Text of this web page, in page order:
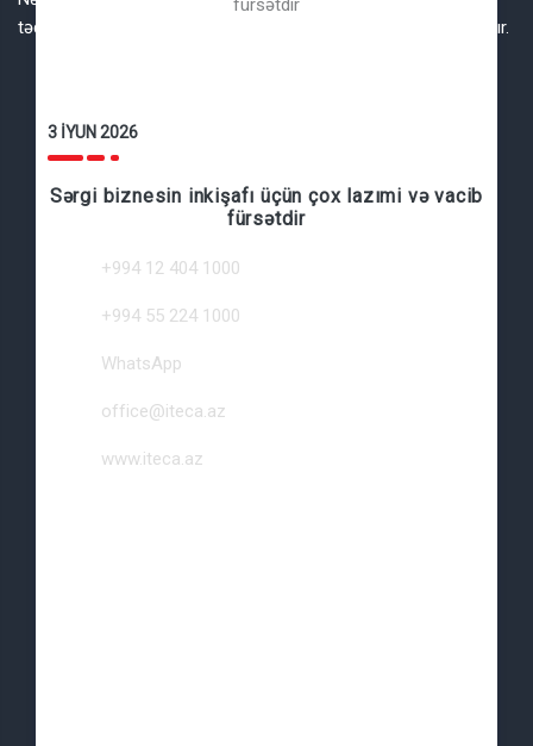
3 İYUN 2026
Sərgi biznesin inkişafı üçün çox lazımi və vacib
fürsətdir
tədbirin iş vaxtının bitməsinə 30 dəqiqə qalmış dayandırılacaqdır.
Iteca Caspian MMC
Azərbaycan, Bakı şəhəri, Nərimanov rayonu,
Zaur Nudirəliyev küçəsi, 61, AZ1075
+994 12 404 1000
+994 55 224 1000
WhatsApp
office@iteca.az
www.iteca.az